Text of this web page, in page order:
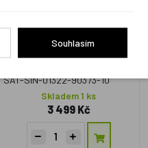
SAT-SIN-01322-90373-10
Skladem 1 ks
3 499 Kč
Souhlasím